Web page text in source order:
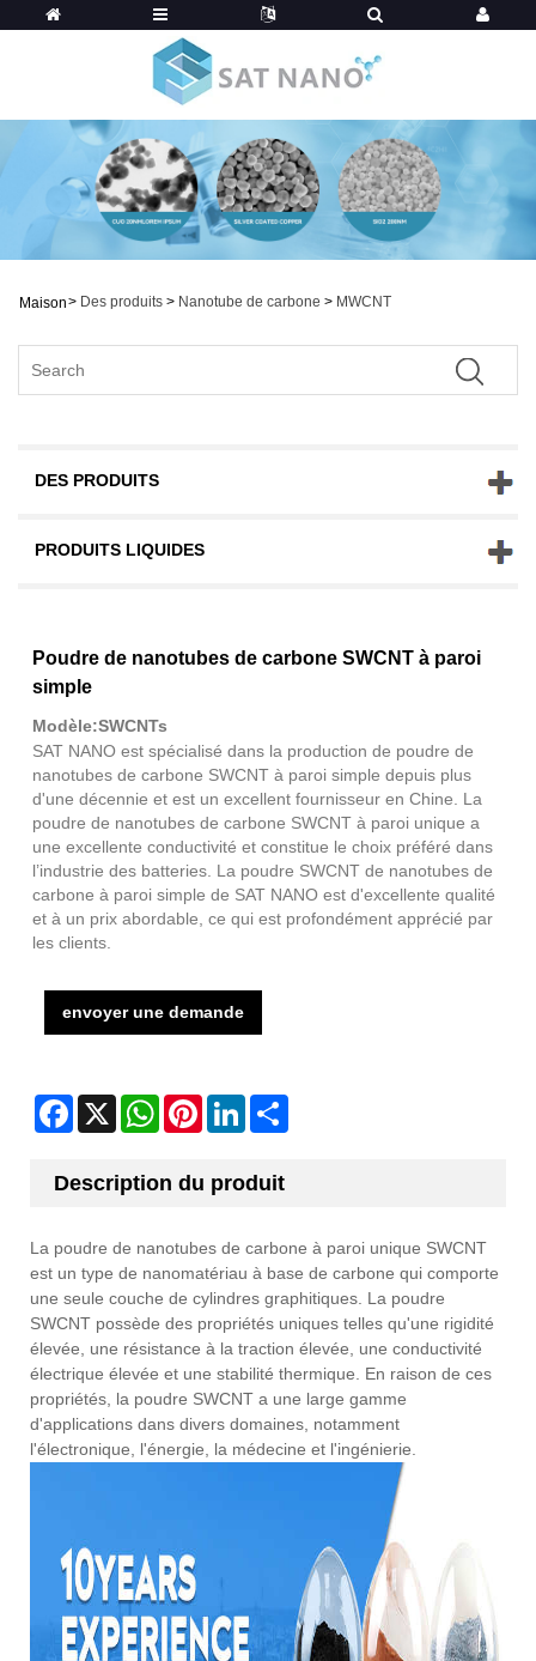
Maison> Des produits > Nanotube de carbone > MWCNT
DES PRODUITS
PRODUITS LIQUIDES
Poudre de nanotubes de carbone SWCNT à paroi
simple
Modèle:SWCNTs
SAT NANO est spécialisé dans la production de poudre de
nanotubes de carbone SWCNT à paroi simple depuis plus
d'une décennie et est un excellent fournisseur en Chine. La
poudre de nanotubes de carbone SWCNT à paroi unique a
une excellente conductivité et constitue le choix préféré dans
l’industrie des batteries. La poudre SWCNT de nanotubes de
carbone à paroi simple de SAT NANO est d'excellente qualité
et à un prix abordable, ce qui est profondément apprécié par
les clients.
envoyer une demande
Facebook
X WhatsAppPinterestLinkedIn
Description du produit
La poudre de nanotubes de carbone à paroi unique SWCNT
est un type de nanomatériau à base de carbone qui comporte
une seule couche de cylindres graphitiques. La poudre
SWCNT possède des propriétés uniques telles qu'une rigidité
élevée, une résistance à la traction élevée, une conductivité
électrique élevée et une stabilité thermique. En raison de ces
propriétés, la poudre SWCNT a une large gamme
d'applications dans divers domaines, notamment
l'électronique, l'énergie, la médecine et l'ingénierie.